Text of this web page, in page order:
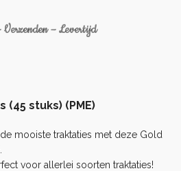
– Levertijd
(45 stuks) (PME)
mooiste traktaties met deze Gold
voor allerlei soorten traktaties!